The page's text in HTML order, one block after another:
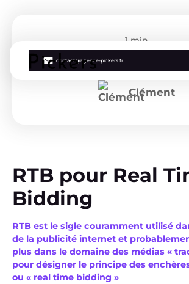
contact@agence-pickers.fr
1 min
Définition du terme
Clément
RTB pour Real
Bidding
RTB est le sigle couramment utilisé
de la publicité internet et
plus dans le domaine des médias «
pour désigner le principe des
ou « real time bidding »